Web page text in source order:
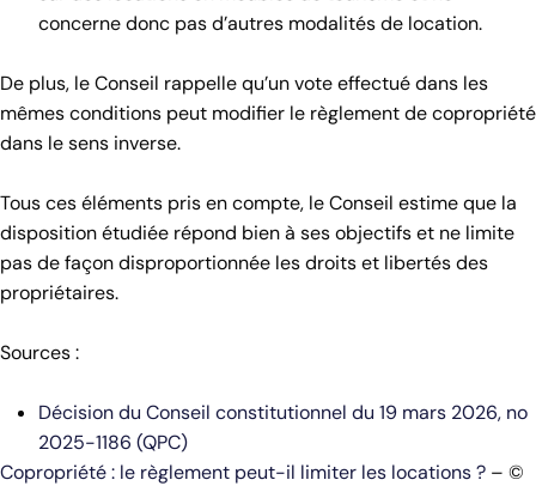
concerne donc pas d’autres modalités de location.
De plus, le Conseil rappelle qu’un vote effectué dans les
mêmes conditions peut modifier le règlement de copropriété
dans le sens inverse.
Tous ces éléments pris en compte, le Conseil estime que la
disposition étudiée répond bien à ses objectifs et ne limite
pas de façon disproportionnée les droits et libertés des
propriétaires.
Sources :
Décision du Conseil constitutionnel du 19 mars 2026, no
2025-1186 (QPC)
Copropriété : le règlement peut-il limiter les locations ? – ©